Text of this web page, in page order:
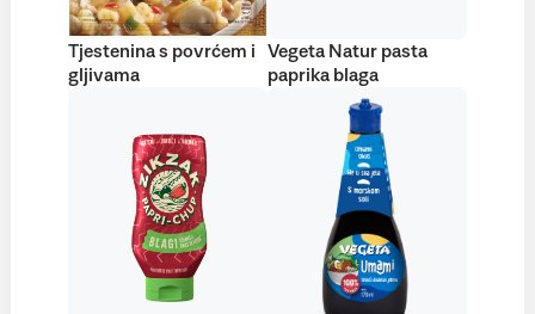
Tjestenina s povrćem i
gljivama
Vegeta Natur pasta
paprika blaga